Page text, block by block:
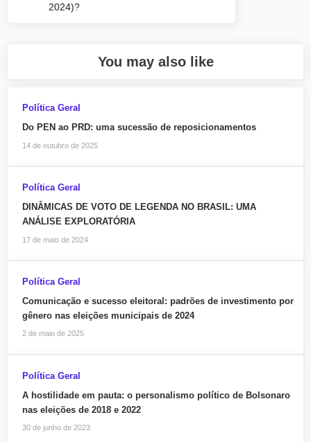
2024)?
You may also like
Política Geral
Do PEN ao PRD: uma sucessão de reposicionamentos
14 de outubro de 2025
Política Geral
DINÂMICAS DE VOTO DE LEGENDA NO BRASIL: UMA
ANÁLISE EXPLORATÓRIA
17 de maio de 2024
Política Geral
Comunicação e sucesso eleitoral: padrões de investimento por
gênero nas eleições municipais de 2024
2 de maio de 2025
Política Geral
A hostilidade em pauta: o personalismo político de Bolsonaro
nas eleições de 2018 e 2022
30 de junho de 2023